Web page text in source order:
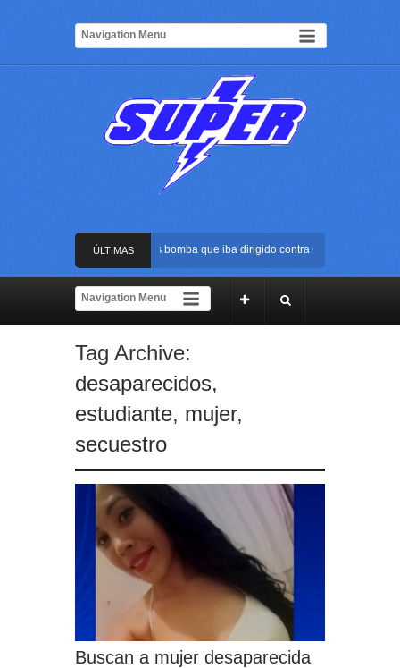
ÚLTIMAS
NOTICIAS
Frustran atentado con bus bomba que iba dirigido contra Cali durante la
La Arena USC será el escenario de la posesión presidencial de Abelardo de
Rápida reacción policial evitó que presunto agresor escapara tras atacar a
Frustran atentado con bus bomba que iba dirigido contra Cali durante la
Tag Archive:
desaparecidos,
estudiante, mujer,
secuestro
Buscan a mujer desaparecida